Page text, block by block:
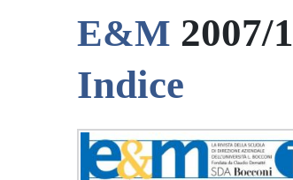
E&M 2007/1
Indice